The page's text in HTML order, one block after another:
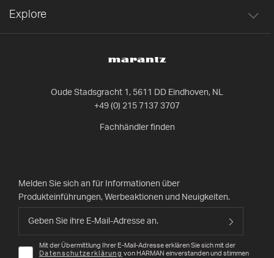
Oude Stadsgracht 1, 5611 DD Eindhoven, NL
+49 (0) 215 7137 3707
Fachhändler finden
Explore
Melden Sie sich an für Informationen über
Produkteinführungen, Werbeaktionen und Neuigkeiten.
Mit der Übermittlung Ihrer E-Mail-Adresse erklären Sie sich mit der
Datenschutzerklärung von HARMAN einverstanden und stimmen